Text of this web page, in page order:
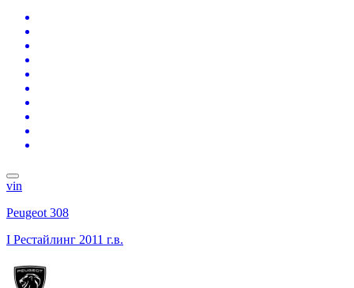
vin
Peugeot 308
I Рестайлинг 2011 г.в.